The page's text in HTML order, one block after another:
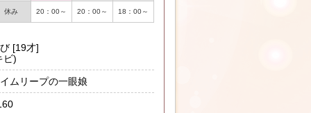
休み 20：00～ 20：00～ 18：00～
[19才]
ビ)
ムリープの一眼娘